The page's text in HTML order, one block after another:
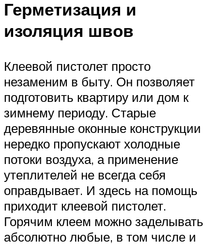
Герметизация и
изоляция швов
Клеевой пистолет просто
незаменим в быту. Он позволяет
подготовить квартиру или дом к
зимнему периоду. Старые
деревянные оконные конструкции
нередко пропускают холодные
потоки воздуха, а применение
утеплителей не всегда себя
оправдывает. И здесь на помощь
приходит клеевой пистолет.
Горячим клеем можно заделывать
абсолютно любые, в том числе и